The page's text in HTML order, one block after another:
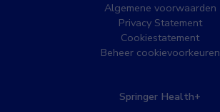
Algemene voorwaarden
Privacy Statement
Cookiestatement
Beheer cookievoorkeuren
Springer Health+